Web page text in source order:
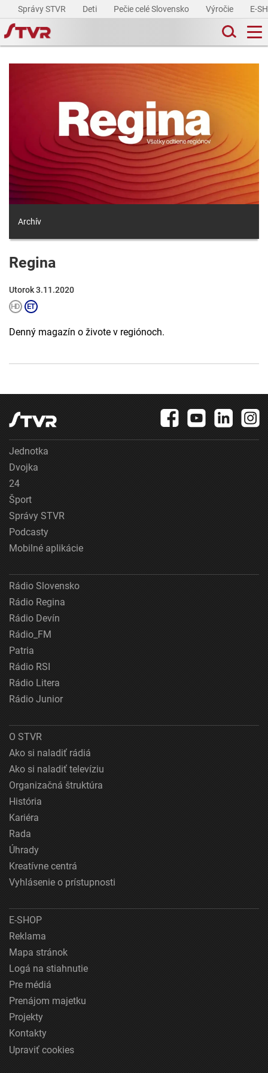
Správy STVR Deti Pečie celé Slovensko Výročie E-
Archív
Regina
Utorok 3.11.2020
Denný magazín o živote v regiónoch.
Jednotka
Dvojka
24
Šport
Správy STVR
Podcasty
Mobilné aplikácie
Rádio Slovensko
Rádio Regina
Rádio Devín
Rádio_FM
Patria
Rádio RSI
Rádio Litera
Rádio Junior
O STVR
Ako si naladiť rádiá
Ako si naladiť televíziu
Organizačná štruktúra
História
Kariéra
Rada
Úhrady
Kreatívne centrá
Vyhlásenie o prístupnosti
E-SHOP
Reklama
Mapa stránok
Logá na stiahnutie
Pre médiá
Prenájom majetku
Projekty
Kontakty
Upraviť cookies